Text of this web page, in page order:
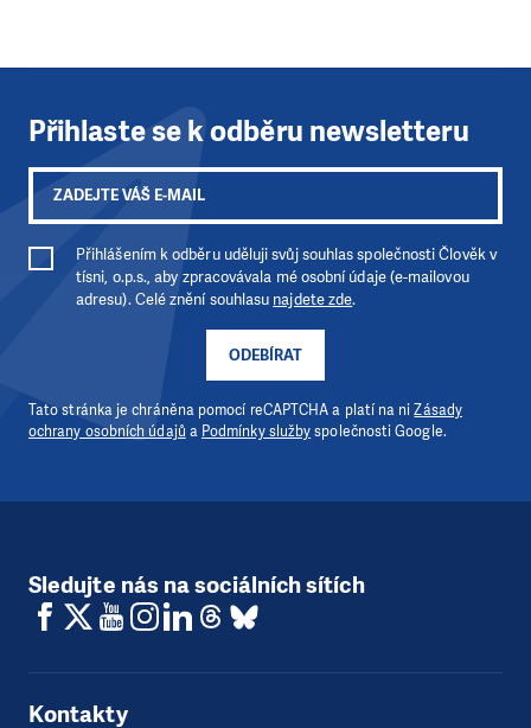
Přihlaste se k odběru newsletteru
ODEBÍRAT
Přihlášením k odběru uděluji svůj souhlas společnosti Člověk v
tísni, o.p.s., aby zpracovávala mé osobní údaje (e-mailovou
adresu). Celé znění souhlasu najdete zde.
Tato stránka je chráněna pomocí reCAPTCHA a platí na niZásady
ochrany osobních údajů a Podmínky službyspolečnosti Google.
Sledujte nás na sociálních sítích
Kontakty